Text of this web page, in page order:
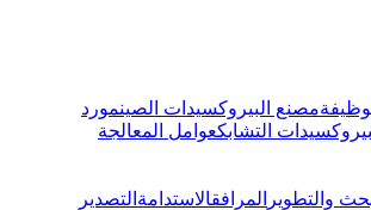
مصنع البيروكسيدات الصينمورد
التشابكعوامل المعالجة
والتطوير المرافقالاستدامة التصدير